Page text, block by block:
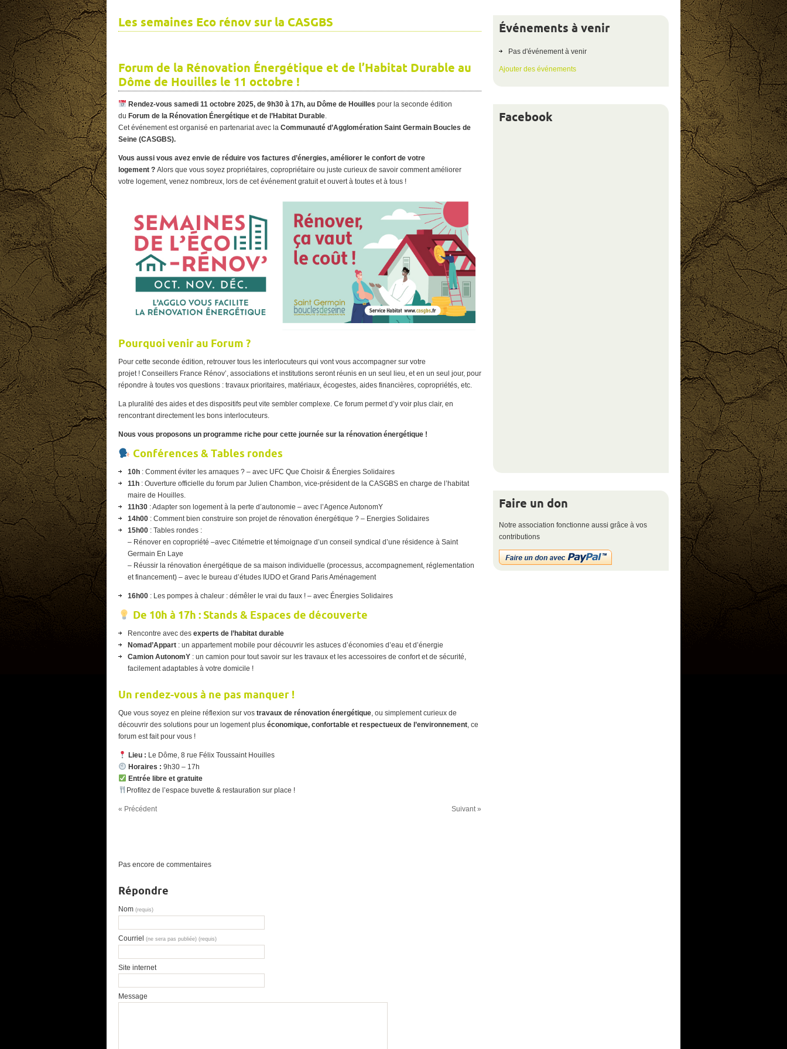
Les semaines Eco rénov sur la CASGBS
Forum de la Rénovation Énergétique et de l’Habitat Durable au
Dôme de Houilles le 11 octobre !
Rendez-vous samedi 11 octobre 2025, de 9h30 à 17h, au Dôme de Houilles pour la seconde édition
du Forum de la Rénovation Énergétique et de l’Habitat Durable.
Cet événement est organisé en partenariat avec la Communauté d’Agglomération Saint Germain Boucles de
Seine (CASGBS).
Vous aussi vous avez envie de réduire vos factures d’énergies, améliorer le confort de votre
logement ? Alors que vous soyez propriétaires, copropriétaire ou juste curieux de savoir comment améliorer
votre logement, venez nombreux, lors de cet événement gratuit et ouvert à toutes et à tous !
Pourquoi venir au Forum ?
Pour cette seconde édition, retrouver tous les interlocuteurs qui vont vous accompagner sur votre
projet ! Conseillers France Rénov’, associations et institutions seront réunis en un seul lieu, et en un seul jour, pour
répondre à toutes vos questions : travaux prioritaires, matériaux, écogestes, aides financières, copropriétés, etc.
La pluralité des aides et des dispositifs peut vite sembler complexe. Ce forum permet d’y voir plus clair, en
rencontrant directement les bons interlocuteurs.
Nous vous proposons un programme riche pour cette journée sur la rénovation énergétique !
Conférences & Tables rondes
10h : Comment éviter les arnaques ? – avec UFC Que Choisir & Énergies Solidaires
11h : Ouverture officielle du forum par Julien Chambon, vice-président de la CASGBS en charge de l’habitat
maire de Houilles.
11h30 : Adapter son logement à la perte d’autonomie – avec l’Agence AutonomY
14h00 : Comment bien construire son projet de rénovation énergétique ? – Energies Solidaires
15h00 : Tables rondes :
– Rénover en copropriété –avec Citémetrie et témoignage d’un conseil syndical d’une résidence à Saint
Germain En Laye
– Réussir la rénovation énergétique de sa maison individuelle (processus, accompagnement, réglementation
et financement) – avec le bureau d’études IUDO et Grand Paris Aménagement
16h00 : Les pompes à chaleur : démêler le vrai du faux ! – avec Énergies Solidaires
De 10h à 17h : Stands & Espaces de découverte
Rencontre avec des experts de l’habitat durable
Nomad’Appart : un appartement mobile pour découvrir les astuces d’économies d’eau et d’énergie
Camion AutonomY : un camion pour tout savoir sur les travaux et les accessoires de confort et de sécurité,
facilement adaptables à votre domicile !
Un rendez-vous à ne pas manquer !
Que vous soyez en pleine réflexion sur vos travaux de rénovation énergétique, ou simplement curieux de
découvrir des solutions pour un logement plus économique, confortable et respectueux de l’environnement, ce
forum est fait pour vous !
Lieu : Le Dôme, 8 rue Félix Toussaint Houilles
Horaires : 9h30 – 17h
Entrée libre et gratuite
Profitez de l’espace buvette & restauration sur place !
« Précédent Suivant »
Pas encore de commentaires
Répondre
Nom (requis)
Courriel (ne sera pas publiée) (requis)
Site internet
Message
Événements à venir
Pas d'événement à venir
Ajouter des événements
Facebook
Faire un don
Notre association fonctionne aussi grâce à vos
contributions